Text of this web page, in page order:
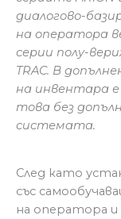
диалогово-
на оператора
серии полу-
TRAC. В
на инвентара е
това без
системата.
След като
със
на оператора